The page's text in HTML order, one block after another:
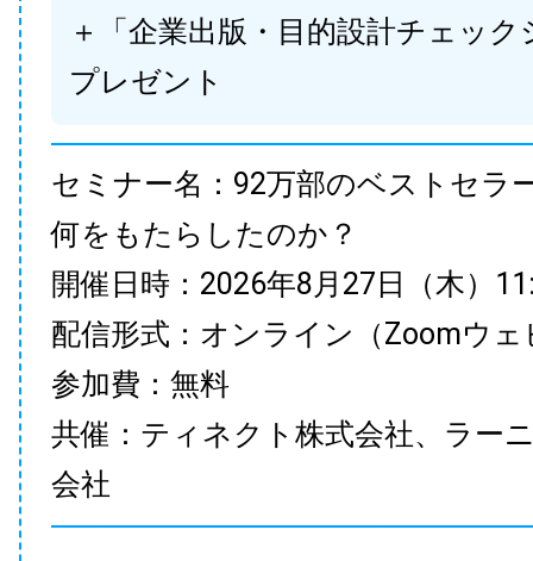
＋「企業出版・目的設計チェック
プレゼント
セミナー名：92万部のベストセラ
何をもたらしたのか？
開催日時：2026年8月27日（木）
配信形式：オンライン（Zoomウェ
参加費：無料
共催：ティネクト株式会社、ラー
会社